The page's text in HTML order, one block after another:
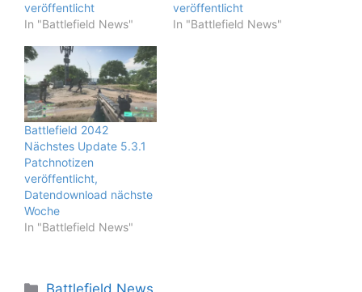
veröffentlicht
In "Battlefield News"
veröffentlicht
In "Battlefield News"
Battlefield 2042
Nächstes Update 5.3.1
Patchnotizen
veröffentlicht,
Datendownload nächste
Woche
In "Battlefield News"
Kategorien